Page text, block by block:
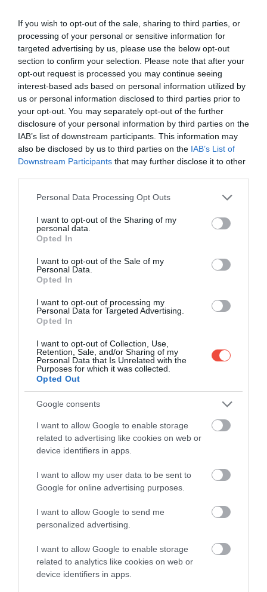
If you wish to opt-out of the sale, sharing to third parties, or
processing of your personal or sensitive information for
targeted advertising by us, please use the below opt-out
section to confirm your selection. Please note that after your
opt-out request is processed you may continue seeing
interest-based ads based on personal information utilized by
us or personal information disclosed to third parties prior to
your opt-out. You may separately opt-out of the further
disclosure of your personal information by third parties on the
IAB’s list of downstream participants. This information may
also be disclosed by us to third parties on the IAB’s List of
Downstream Participants that may further disclose it to other
Please note that this website/app uses one or more Google
not limited to your visit or usage behaviour. You may click to
grant or deny consent to Google and its third-party tags to
use your data for below specified purposes in below Google
consent section.
Personal Data Processing Opt Outs
I want to opt-out of the Sharing of my
personal data.
Opted In
I want to opt-out of the Sale of my
Personal Data.
Opted In
I want to opt-out of processing my
Personal Data for Targeted Advertising.
Opted In
I want to opt-out of Collection, Use,
Retention, Sale, and/or Sharing of my
Personal Data that Is Unrelated with the
Purposes for which it was collected.
Opted Out
Google consents
I want to allow Google to enable storage
related to advertising like cookies on web or
device identifiers in apps.
I want to allow my user data to be sent to
Google for online advertising purposes.
I want to allow Google to send me
personalized advertising.
I want to allow Google to enable storage
related to analytics like cookies on web or
device identifiers in apps.
Setează site-ul nostru ca sursă
preferată în Căutarea Google!
Vizitatorii pot descărca gratuit dinApple Store și
Google PlayaplicațiaImmersive Oradea, care îi va
transporta în istoria celei mai reprezentative piețe
din oraș. Prin imaginile de realitate „suprapusă”
tehnologia prezintă, printre altele, cum au fost
construite cele mai impresionatebiserici și palate
din piața centralăa orașului. Aplicația este
Conținutul a fost realizat alături de istorici locali
pentru a se asigura acuratețea informațiilor
prezentate utilizatorilor aplicației.
Odată ajunși în Piața Unirii, vizitatorii pot scana
codurile QR amplasate pe cele trei totemuri
informative și vor putea descărca aplicația de
scanare, utilizatorii trebuie să îndrepte camera spre
imaginea de pe totem și astfel să înceapă
incursiunea prin imaginile de realitate „suprapusă”,
care-i poartă prin secole de istorie, le arată ce clădiri
obișnuiau să existe, de pildă, înainte de construcția
un târg ce avea loc în Piața Unirii.